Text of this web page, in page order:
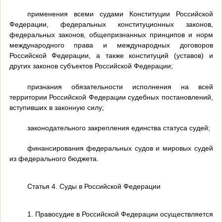
применения всеми судами Конституции Российской
Федерации, федеральных конституционных законов,
федеральных законов, общепризнанных принципов и норм
международного права и международных договоров
Российской Федерации, а также конституций (уставов) и
других законов субъектов Российской Федерации;
признания обязательности исполнения на всей
территории Российской Федерации судебных постановлений,
вступивших в законную силу;
законодательного закрепления единства статуса судей;
финансирования федеральных судов и мировых судей
из федерального бюджета.
Статья 4. Суды в Российской Федерации
1. Правосудие в Российской Федерации осуществляется